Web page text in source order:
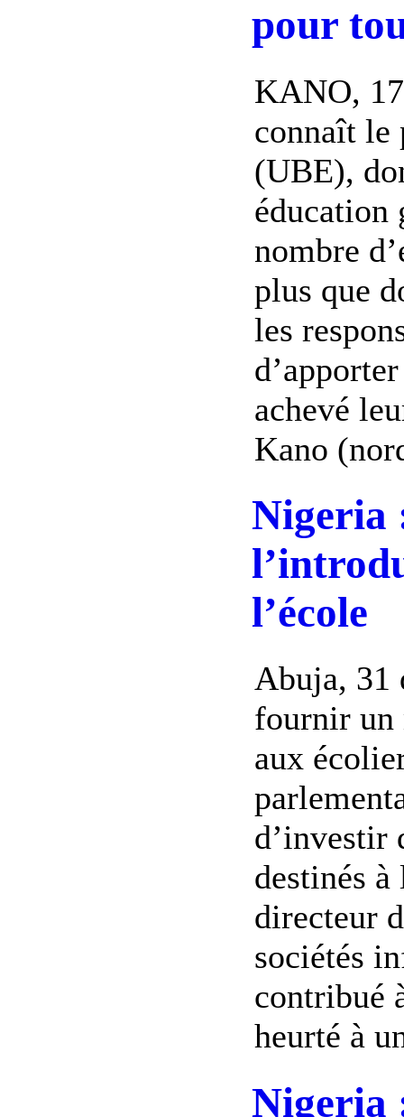
pour
KANO,
connaît le
(UBE),
éducation
nombre
plus que
les
achevé
Kano
Nigeria
l’école
Abuja, 31
fournir un
aux
d’investir
destinés
directeur
sociétés
contribué
heurté à
Nigeria